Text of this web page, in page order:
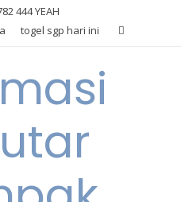
444 YEAH
togel sgp hari ini